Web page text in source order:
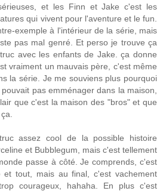
et les Finn et Jake c'est les
qui vivent pour l'aventure et le fun.
exemple à l'intérieur de la série, mais
pas mal genré. Et perso je trouve ça
avec les enfants de Jake. ça donne
vraiment un mauvais père, c'est même
la série. Je me souviens plus pourquoi
pas emménager dans la maison,
que c'est la maison des "bros" et que
assez cool de la possible histoire
et Bubblegum, mais c'est tellement
passe à côté. Je comprends, c'est
et tout, mais au final, c'est vachement
courageux, hahaha. En plus c'est